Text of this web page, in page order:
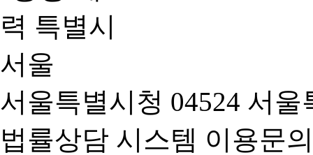
서울특별시청 04524 서
법률상담 시스템 이용문